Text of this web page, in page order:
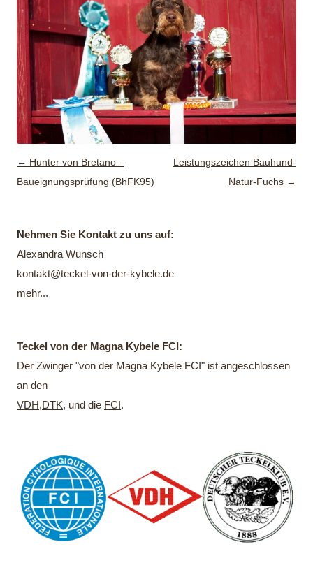
Beitragsnavigation
← Hunter von Bretano –
Baueignungsprüfung (BhFK95)
Leistungszeichen Bauhund-
Natur-Fuchs →
Nehmen Sie Kontakt zu uns auf:
Alexandra Wunsch
kontakt@teckel-von-der-kybele.de
mehr...
Teckel von der Magna Kybele FCI:
Der Zwinger "von der Magna Kybele FCI" ist angeschlossen
an den
VDH,DTK, und die FCI.